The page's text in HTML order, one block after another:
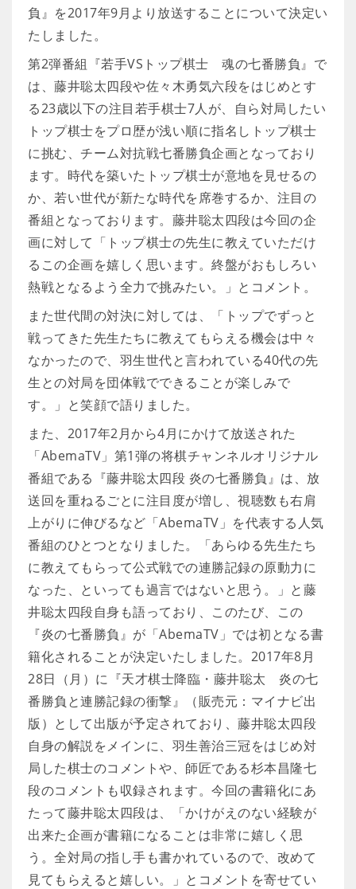
負』を2017年9月より放送することについて決定い
たしました。
第2弾番組『若手VSトップ棋士 魂の七番勝負』で
は、藤井聡太四段や佐々木勇気六段をはじめとす
る23歳以下の注目若手棋士7人が、自ら対局したい
トップ棋士をプロ歴が浅い順に指名しトップ棋士
に挑む、チーム対抗戦七番勝負企画となっており
ます。時代を築いたトップ棋士が意地を見せるの
か、若い世代が新たな時代を席巻するか、注目の
番組となっております。藤井聡太四段は今回の企
画に対して「トップ棋士の先生に教えていただけ
るこの企画を嬉しく思います。終盤がおもしろい
熱戦となるよう全力で挑みたい。」とコメント。
また世代間の対決に対しては、「トップでずっと
戦ってきた先生たちに教えてもらえる機会は中々
なかったので、羽生世代と言われている40代の先
生との対局を団体戦でできることが楽しみで
す。」と笑顔で語りました。
また、2017年2月から4月にかけて放送された
「AbemaTV」第1弾の将棋チャンネルオリジナル
番組である『藤井聡太四段 炎の七番勝負』は、放
送回を重ねるごとに注目度が増し、視聴数も右肩
上がりに伸びるなど「AbemaTV」を代表する人気
番組のひとつとなりました。「あらゆる先生たち
に教えてもらって公式戦での連勝記録の原動力に
なった、といっても過言ではないと思う。」と藤
井聡太四段自身も語っており、このたび、この
『炎の七番勝負』が「AbemaTV」では初となる書
籍化されることが決定いたしました。2017年8月
28日（月）に『天才棋士降臨・藤井聡太 炎の七
番勝負と連勝記録の衝撃』（販売元：マイナビ出
版）として出版が予定されており、藤井聡太四段
自身の解説をメインに、羽生善治三冠をはじめ対
局した棋士のコメントや、師匠である杉本昌隆七
段のコメントも収録されます。今回の書籍化にあ
たって藤井聡太四段は、「かけがえのない経験が
出来た企画が書籍になることは非常に嬉しく思
う。全対局の指し手も書かれているので、改めて
見てもらえると嬉しい。」とコメントを寄せてい